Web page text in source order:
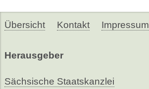
Übersicht Kontakt Impressum
Herausgeber
Sächsische Staatskanzlei